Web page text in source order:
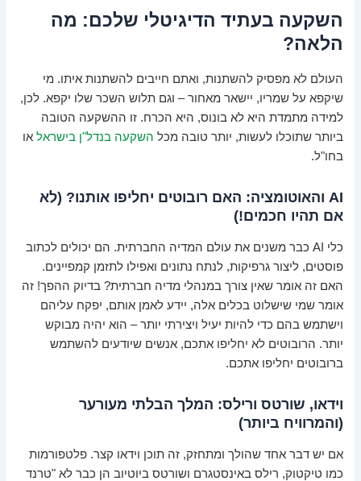
השקעה בעתיד הדיגיטלי שלכם: מה
הלאה?
העולם לא מפסיק להשתנות, ואתם חייבים להשתנות איתו. מי
שיקפא על שמריו, יישאר מאחור – וגם תלוש השכר שלו יקפא. לכן,
למידה מתמדת היא לא בונוס, היא הכרח. זו ההשקעה הטובה
ביותר שתוכלו לעשות, יותר טובה מכל השקעה בנדל"ן בישראל או
בחו"ל.
AI והאוטומציה: האם רובוטים יחליפו אותנו? (לא
אם תהיו חכמים!)
כלי AI כבר משנים את עולם המדיה החברתית. הם יכולים לכתוב
פוסטים, ליצור גרפיקות, לנתח נתונים ואפילו לתזמן קמפיינים.
האם זה אומר שאין צורך במנהלי מדיה חברתית? בדיוק ההפך! זה
אומר שמי שישלוט בכלים אלה, יידע לאמן אותם, יפקח עליהם
וישתמש בהם כדי להיות יעיל ויצירתי יותר – הוא יהיה מבוקש
יותר. הרובוטים לא יחליפו אתכם, אנשים שיודעים להשתמש
ברובוטים יחליפו אתכם.
וידאו, שורטס ורילס: המלך הבלתי מעורער
(והמרוויח ביותר)
אם יש דבר אחד שהולך ומתחזק, זה תוכן וידאו קצר. פלטפורמות
כמו טיקטוק, רילס באינסטגרם ושורטס ביוטיוב הן כבר לא "טרנד